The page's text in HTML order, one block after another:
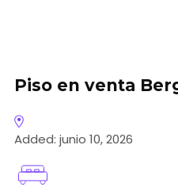
Piso en venta
Added: junio 10, 2026